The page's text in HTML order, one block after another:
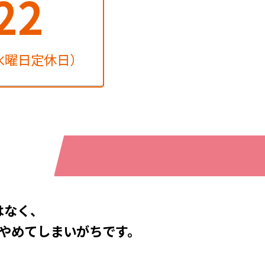
日定休日）
く、
めてしまいがちです。